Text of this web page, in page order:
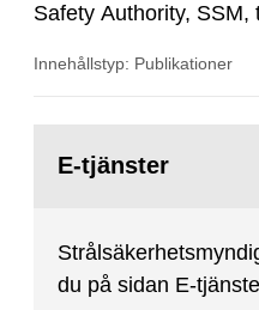
Safety Authority, SSM,
areas of supervision, an
February 25, 2009,
to the IAEA for an
Innehållstyp: Publikationer
sida:E-tjänster
du på sidan E-